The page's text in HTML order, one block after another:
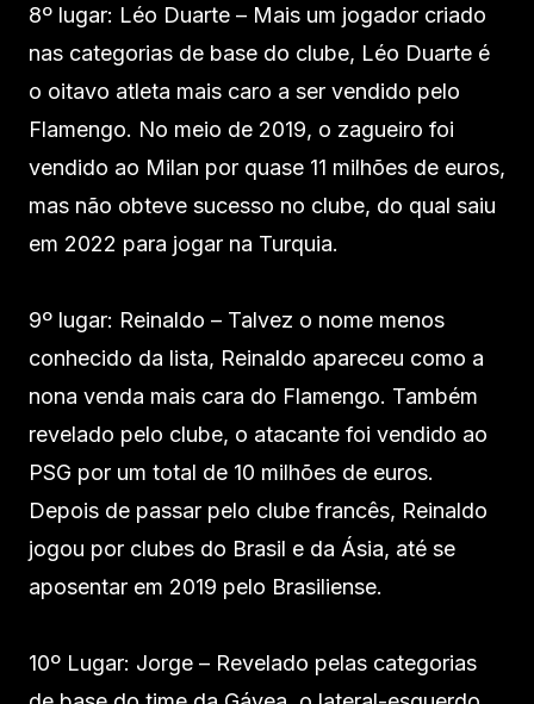
8º lugar: Léo Duarte – Mais um jogador criado
nas categorias de base do clube, Léo Duarte é
o oitavo atleta mais caro a ser vendido pelo
Flamengo. No meio de 2019, o zagueiro foi
vendido ao Milan por quase 11 milhões de euros,
mas não obteve sucesso no clube, do qual saiu
em 2022 para jogar na Turquia.
9º lugar: Reinaldo – Talvez o nome menos
conhecido da lista, Reinaldo apareceu como a
nona venda mais cara do Flamengo. Também
revelado pelo clube, o atacante foi vendido ao
PSG por um total de 10 milhões de euros.
Depois de passar pelo clube francês, Reinaldo
jogou por clubes do Brasil e da Ásia, até se
aposentar em 2019 pelo Brasiliense.
10º Lugar: Jorge – Revelado pelas categorias